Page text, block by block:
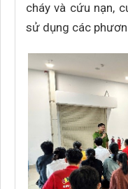
cháy và cứu nạn,
sử dụng các